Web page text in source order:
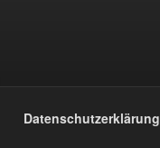
Datenschutzerklärung